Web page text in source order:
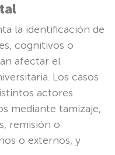
la identificación de
cognitivos o
afectar el
Los casos
actores
mediante tamizaje,
remisión o
o externos, y